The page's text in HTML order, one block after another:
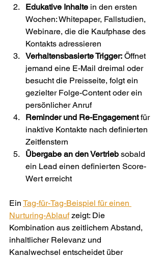
Edukative Inhalte in den ersten
Wochen: Whitepaper, Fallstudien,
Webinare, die die Kaufphase des
Kontakts adressieren
Verhaltensbasierte Trigger: Öffnet
jemand eine E-Mail dreimal oder
besucht die Preisseite, folgt ein
gezielter Folge-Content oder ein
persönlicher Anruf
Reminder und Re-Engagement für
inaktive Kontakte nach definierten
Zeitfenstern
Übergabe an den Vertrieb sobald
ein Lead einen definierten Score-
Wert erreicht
Ein Tag-für-Tag-Beispiel für einen
Nurturing-Ablauf zeigt: Die
Kombination aus zeitlichem Abstand,
inhaltlicher Relevanz und
Kanalwechsel entscheidet über